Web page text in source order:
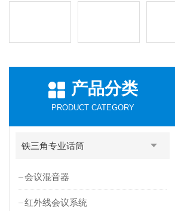
产品分类
PRODUCT CATEGORY
铁三角专业话筒
会议混音器
红外线会议系统